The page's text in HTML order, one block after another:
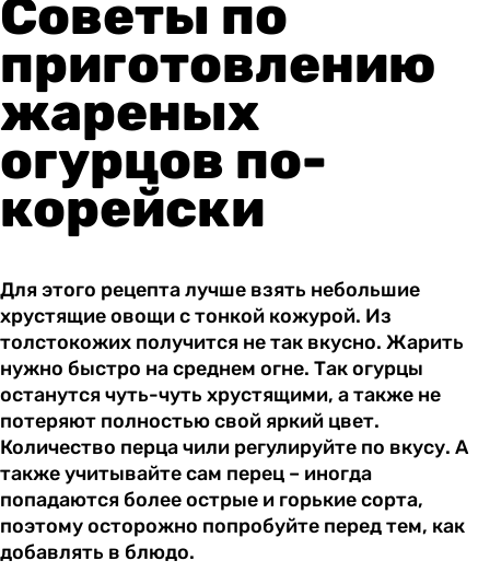
Советы по
приготовлению
жареных
огурцов по-
корейски
Для этого рецепта лучше взять небольшие
хрустящие овощи с тонкой кожурой. Из
толстокожих получится не так вкусно. Жарить
нужно быстро на среднем огне. Так огурцы
останутся чуть-чуть хрустящими, а также не
потеряют полностью свой яркий цвет.
Количество перца чили регулируйте по вкусу. А
также учитывайте сам перец – иногда
попадаются более острые и горькие сорта,
поэтому осторожно попробуйте перед тем, как
добавлять в блюдо.